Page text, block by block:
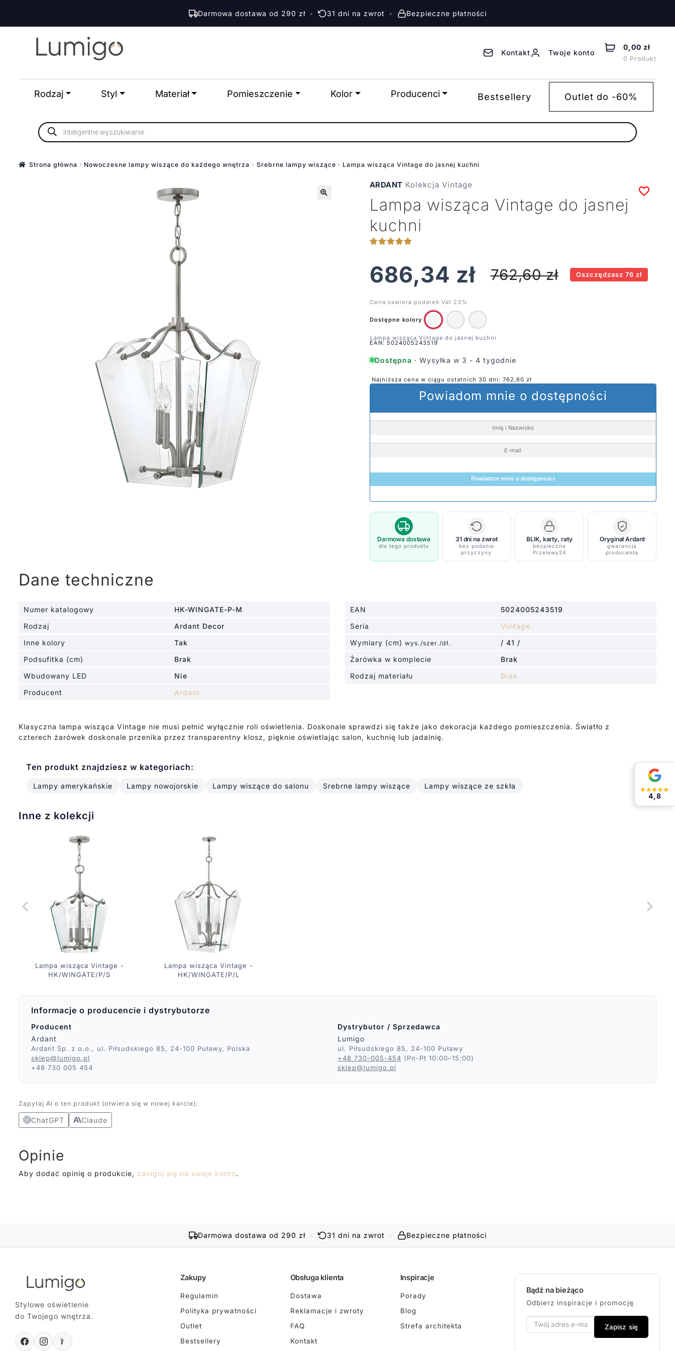
Darmowa dostawa od 290 zł • 31 dni na zwrot • Bezpieczne płatności
Przejdź
nawigacji
Przejdź
treści
Kontakt Twoje konto
Rodzaj Styl Materiał Pomieszczenie Kolor Producenci Bestsellery Outlet do -60%
0,00 zł
0 Produkt
Wyszukiwarka
produktów
Strona główna Nowoczesne lampy wiszące do każdego wnętrza Srebrne lampy wiszące Lampa wisząca Vintage do jasnej kuchni
ARDANT Kolekcja Vintage
Lampa wisząca Vintage do jasnej
kuchni
686,34 zł 762,60zł Oszczędzasz 76 zł
Cena zawiera podatek Vat 23%
Dostępne kolory
EAN: 5024005243519
Dostępna · Wysyłka w 3 - 4 tygodnie
Najniższa cena w ciągu ostatnich 30 dni: 762,60 zł
Powiadom mnie o dostępności
Powiadom mnie o dostępności
Darmowa dostawa
dla tego produktu
31 dni na zwrot
bez podania
przyczyny
BLIK, karty, raty
bezpieczne
Przelewy24
Oryginał Ardant
gwarancja
producenta
Dane techniczne
Numer katalogowy HK-WINGATE-P-M EAN
5024005243519
Rodzaj
Ardant Decor Seria
Vintage
Inne kolory
Tak Wymiary (cm) wys./szer./dł.
/ 41 /
Podsufitka (cm)
Brak Żarówka w komplecie
Brak
Wbudowany LED
Nie Rodzaj materiału
Brak
Producent
Ardant
Klasyczna lampa wisząca Vintage nie musi pełnić wyłącznie roli oświetlenia. Doskonale sprawdzi się także jako dekoracja każdego pomieszczenia. Światło z
czterech żarówek doskonale przenika przez transparentny klosz, pięknie oświetlając salon, kuchnię lub jadalnię.
Ten produkt znajdziesz w kategoriach:
Lampy amerykańskie Lampy nowojorskie Lampy wiszące do salonu Srebrne lampy wiszące Lampy wiszące ze szkła
Inne z kolekcji
Lampa wisząca Vintage -
HK/WINGATE/P/S
Lampa wisząca Vintage -
HK/WINGATE/P/L
Informacje o producencie i dystrybutorze
Producent
Ardant
Ardant Sp. z o.o., ul. Piłsudskiego 85, 24-100 Puławy, Polska
sklep@lumigo.pl
+48 730 005 454
Dystrybutor / Sprzedawca
Lumigo
ul. Piłsudskiego 85, 24-100 Puławy
+48 730-005-454 (Pn-Pt 10:00–15:00)
sklep@lumigo.pl
Zapytaj AI o ten produkt (otwiera się w nowej karcie):
ChatGPT Claude
Opinie
Aby dodać opinię o produkcie, zaloguj się na swoje konto.
Darmowa dostawa od 290 zł • 31 dni na zwrot • Bezpieczne płatności
Stylowe oświetlenie
do Twojego wnętrza.
Zakupy
Regulamin
Polityka prywatności
Outlet
Bestsellery
Obsługa klienta
Dostawa
Reklamacje i zwroty
FAQ
Kontakt
Inspiracje
Porady
Blog
Strefa architekta
Bądź na bieżąco
Odbierz inspiracje i promocję
Zapisz się
4,8